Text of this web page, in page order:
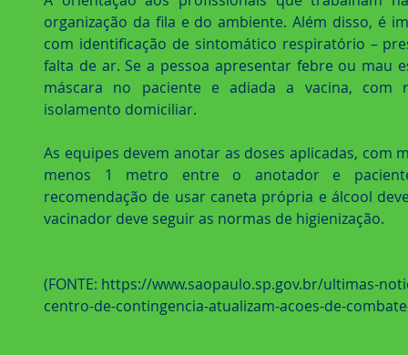
organização da fila e do ambiente. Além disso, é
com identificação de sintomático respiratório –
falta de ar. Se a pessoa apresentar febre ou mau
máscara no paciente e adiada a vacina, com
isolamento domiciliar.
As equipes devem anotar as doses aplicadas, com
menos 1 metro entre o anotador e
recomendação de usar caneta própria e álcool
vacinador deve seguir as normas de higienização.
(FONTE: https://www.saopaulo.sp.gov.br/ultimas-
centro-de-contingencia-atualizam-acoes-de-